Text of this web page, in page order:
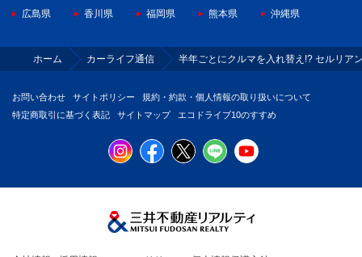
広島県 香川県 福岡県 熊本県 沖縄県
ホーム カーライフ通信 半年ごとにクルマを入れ替え!? セルリア
お問い合わせ サイトポリシー
規約・約款・個人情報の取り扱いについて
特定商取引に基づく表記
サイトマップ エコドライブ10のすすめ